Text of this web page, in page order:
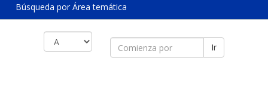
Búsqueda por Área temática
Ir